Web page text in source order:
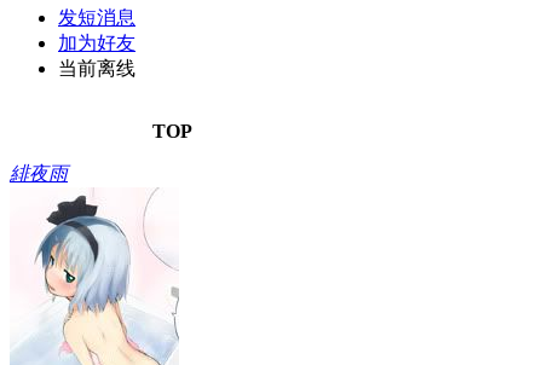
发短消息
加为好友
当前离线
TOP
緋夜雨